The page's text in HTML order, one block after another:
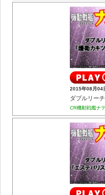
2015年08月04
CR機動戦艦ナ